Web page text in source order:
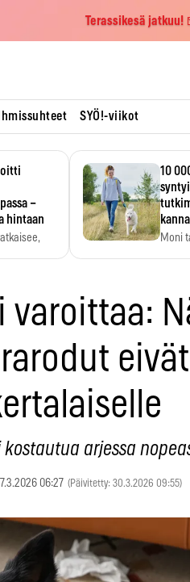
Terassikesä jatkuu!
Ihmissuhteet SYÖ!-viikot
–
hintaan
10
Moni
varoittaa:
arjessa
06:27 (Päivitetty: 30.3.2026 09:55)